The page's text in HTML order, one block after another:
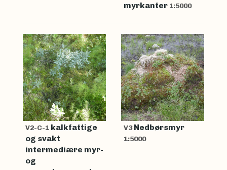
myrkanter 1:5000
V2-C-1 kalkfattige
og svakt
intermediære myr-
og
V3Nedbørsmyr
1:5000